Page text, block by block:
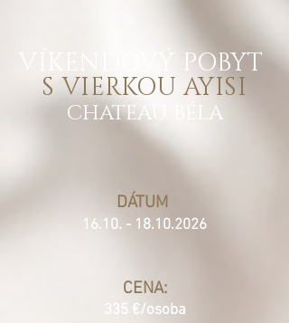
VÍKENDOVÝ POBYT
S VIERKOU AYISI
CHATEAU BÉLA
DÁTUM
16.10. - 18.10.2026
CENA:
335 €/osoba